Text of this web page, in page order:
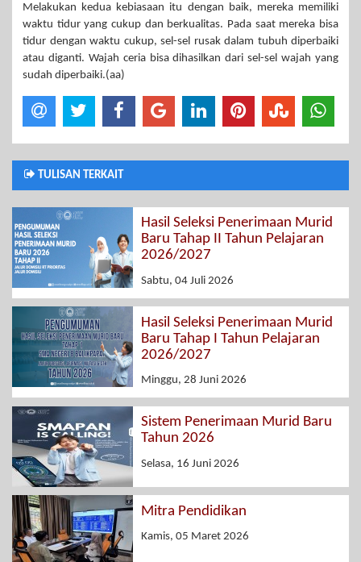
Melakukan kedua kebiasaan itu dengan baik, mereka memiliki
waktu tidur yang cukup dan berkualitas. Pada saat mereka bisa
tidur dengan waktu cukup, sel-sel rusak dalam tubuh diperbaiki
atau diganti. Wajah ceria bisa dihasilkan dari sel-sel wajah yang
sudah diperbaiki.(aa)
TULISAN TERKAIT
Hasil Seleksi Penerimaan Murid
Baru Tahap II Tahun Pelajaran
2026/2027
Sabtu, 04 Juli 2026
Hasil Seleksi Penerimaan Murid
Baru Tahap I Tahun Pelajaran
2026/2027
Minggu, 28 Juni 2026
Sistem Penerimaan Murid Baru
Tahun 2026
Selasa, 16 Juni 2026
Mitra Pendidikan
Kamis, 05 Maret 2026